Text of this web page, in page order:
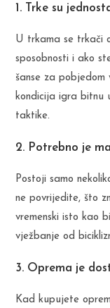
1. Trke su
U trkama se trkači
sposobnosti i ako
šanse za
kondicija igra bitnu
taktike.
2. Potrebno je
Postoji samo
ne povrijedite, što
vremenski isto kao
vježbanje od
3. Oprema je
Kad kupujete